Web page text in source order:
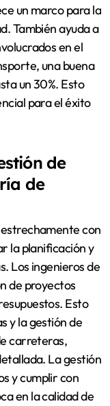
un marco para la
También ayuda a
en el
una buena
un 30%. Esto
para el éxito
de
de
con
la planificación y
Los ingenieros de
de proyectos
Esto
y la gestión de
carreteras,
La gestión
y cumplir con
en la calidad de